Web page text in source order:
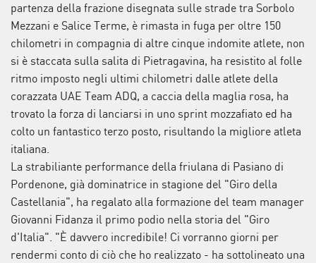
partenza della frazione disegnata sulle strade tra Sorbolo
Mezzani e Salice Terme, è rimasta in fuga per oltre 150
chilometri in compagnia di altre cinque indomite atlete, non
si è staccata sulla salita di Pietragavina, ha resistito al folle
ritmo imposto negli ultimi chilometri dalle atlete della
corazzata UAE Team ADQ, a caccia della maglia rosa, ha
trovato la forza di lanciarsi in uno sprint mozzafiato ed ha
colto un fantastico terzo posto, risultando la migliore atleta
italiana.
La strabiliante performance della friulana di Pasiano di
Pordenone, già dominatrice in stagione del "Giro della
Castellania", ha regalato alla formazione del team manager
Giovanni Fidanza il primo podio nella storia del "Giro
d'Italia". "È davvero incredibile! Ci vorranno giorni per
rendermi conto di ciò che ho realizzato - ha sottolineato una